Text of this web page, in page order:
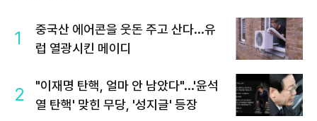
1
중국산 에어콘을 웃돈 주고 산다...유
럽 열광시킨 메이디
2
"이재명 탄핵, 얼마 안 남았다"...'윤석
열 탄핵' 맞힌 무당, '성지글' 등장